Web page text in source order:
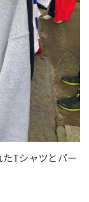
Tシャツとパー